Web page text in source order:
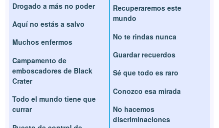
Drogado a más no poder
Aquí no estás a salvo
Muchos enfermos
Campamento de
emboscadores de Black
Crater
Todo el mundo tiene que
currar
Recuperaremos este
mundo
No te rindas nunca
Guardar recuerdos
Sé que todo es raro
Conozco esa mirada
No hacemos
discriminaciones